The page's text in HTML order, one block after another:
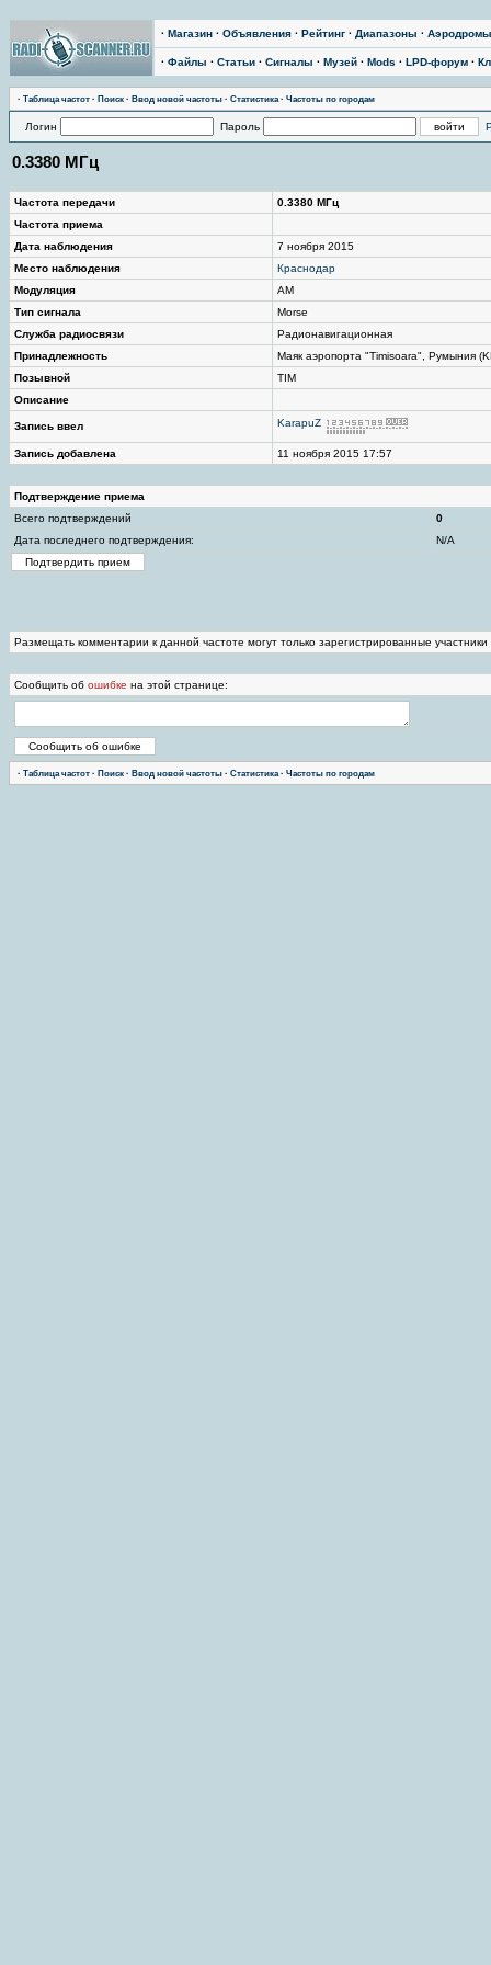
· Магазин · Объявления · Рейтинг · Диапазоны · Аэродромы
· Файлы · Статьи · Сигналы · Музей · Mods · LPD-форум ·
· Таблица частот · Поиск · Ввод новой частоты · Статистика· Частоты по городам
Логин Пароль
0.3380 МГц
Частота передачи
0.3380 МГц
Частота приема
Дата наблюдения
7 ноября 2015
Место наблюдения
Краснодар
Модуляция
AM
Тип сигнала
Morse
Служба радиосвязи
Радионавигационная
Принадлежность
Маяк аэропорта "Timisoara", Румыния
Позывной
TIM
Описание
Запись ввел KarapuZ
Запись добавлена 11 ноября 2015 17:57
Подтверждение приема
Всего подтверждений
0
Дата последнего подтверждения:
N/A
Размещать комментарии к данной частоте могут только зарегистрированные
Сообщить об ошибке на этой странице:
· Таблица частот · Поиск · Ввод новой частоты · Статистика· Частоты по городам